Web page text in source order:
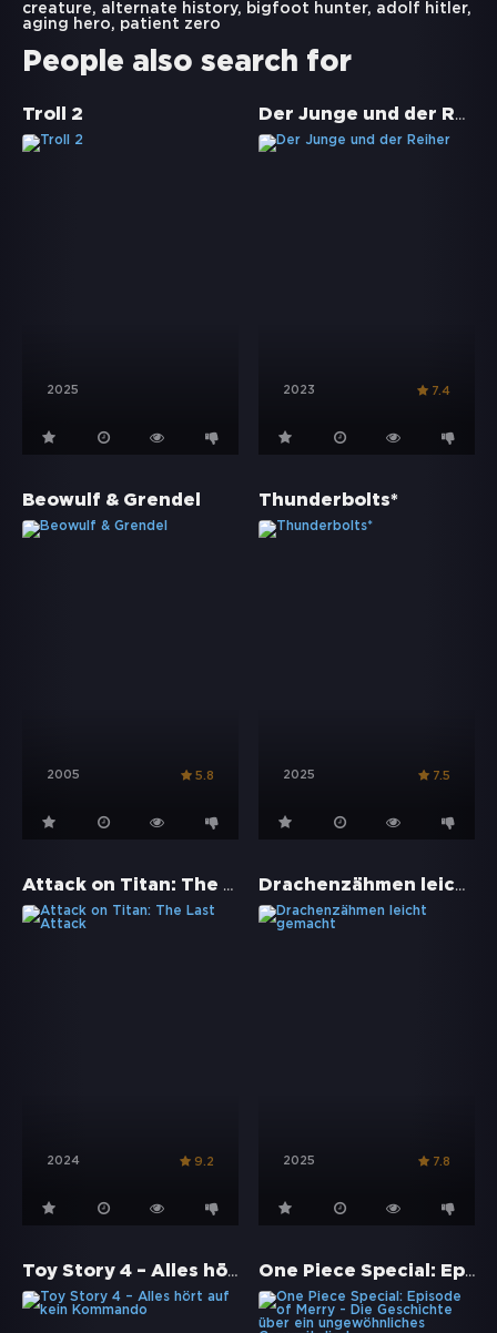
creature, alternate history, bigfoot hunter, adolf hitler,
aging hero, patient zero
People also search for
Troll 2
2025
Der Junge und der Reiher
2023 7.4
Beowulf & Grendel
2005 5.8
Thunderbolts*
2025 7.5
Attack on Titan: The Last Attack
2024 9.2
Drachenzähmen leicht gemacht
2025 7.8
Toy Story 4 – Alles hört auf kein Kommando One Piece Special: Episode of Merry - Die Geschichte über ein ungewöhnliches Crewmitglied